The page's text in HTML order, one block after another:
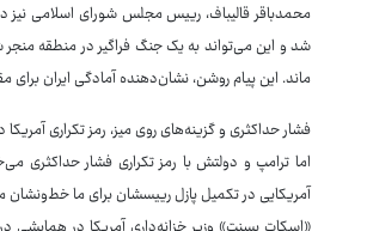
محمدباقر قالیباف، رییس مجلس شورای اسلامی نیز
شد و این می‌تواند به یک جنگ فراگیر در منطقه منجر
ماند. این پیام روشن، نشان‌دهنده آمادگی ایران برای
فشار حداکثری و گزینه‌های روی میز، رمز تکراری آمریکا
اما ترامپ و دولتش با رمز تکراری فشار حداکثری
آمریکایی در تکمیل پازل رییسشان برای ما